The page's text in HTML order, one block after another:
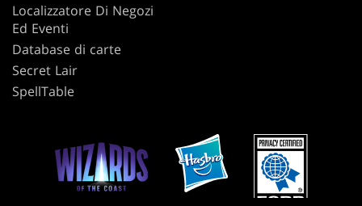
Localizzatore Di Negozi
Ed Eventi
Database di carte
Secret Lair
SpellTable